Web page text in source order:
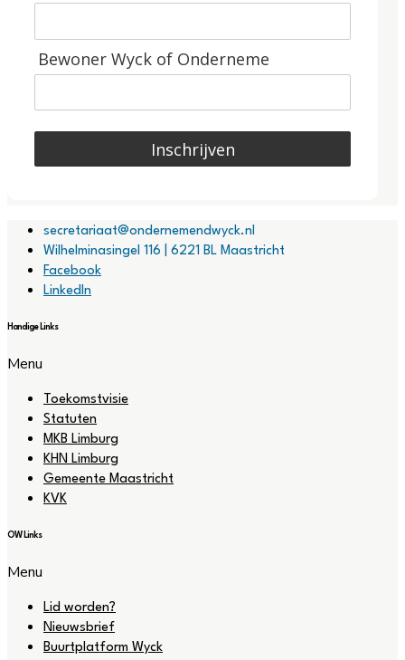
Bewoner Wyck of Onderneme
Inschrijven
secretariaat@ondernemendwyck.nl
Wilhelminasingel 116 | 6221 BL Maastricht
Facebook
LinkedIn
Handige Links
Menu
Toekomstvisie
Statuten
MKB Limburg
KHN Limburg
Gemeente Maastricht
KVK
OW Links
Menu
Lid worden?
Nieuwsbrief
Buurtplatform Wyck